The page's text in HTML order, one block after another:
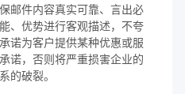
邮件内容真实可靠、言出必
、优势进行客观描述，不夸
诺为客户提供某种优惠或服
诺，否则将严重损害企业的
的破裂。